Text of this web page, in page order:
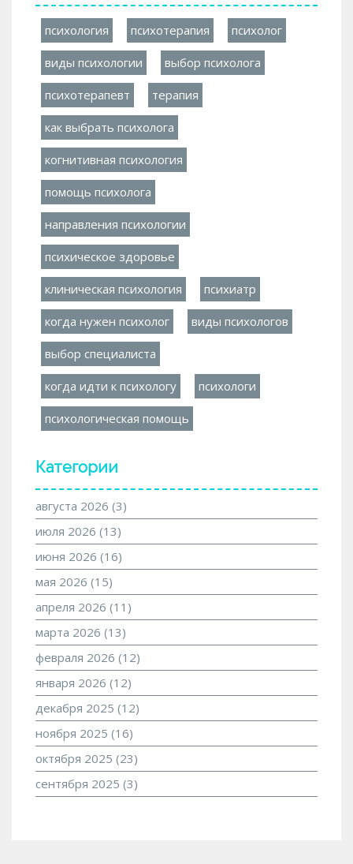
психология психотерапия психолог
виды психологии выбор психолога
психотерапевт терапия
как выбрать психолога
когнитивная психология
помощь психолога
направления психологии
психическое здоровье
клиническая психология психиатр
когда нужен психолог виды психологов
выбор специалиста
когда идти к психологу психологи
психологическая помощь
Категории
августа 2026 (3)
июля 2026 (13)
июня 2026 (16)
мая 2026 (15)
апреля 2026 (11)
марта 2026 (13)
февраля 2026 (12)
января 2026 (12)
декабря 2025 (12)
ноября 2025 (16)
октября 2025 (23)
сентября 2025 (3)